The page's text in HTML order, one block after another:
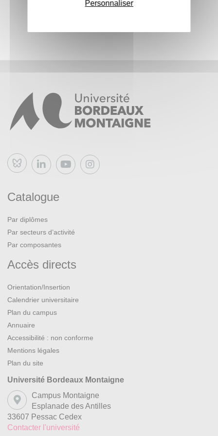
Bluesky
Catalogue
Par diplômes
Par secteurs d’activité
Par composantes
Accès directs
Orientation/Insertion
Calendrier universitaire
Plan du campus
Annuaire
Accessibilité : non conforme
Mentions légales
Plan du site
Université Bordeaux Montaigne
Campus Montaigne
Esplanade des Antilles
33607 Pessac Cedex
Contacter l'université
Personnaliser